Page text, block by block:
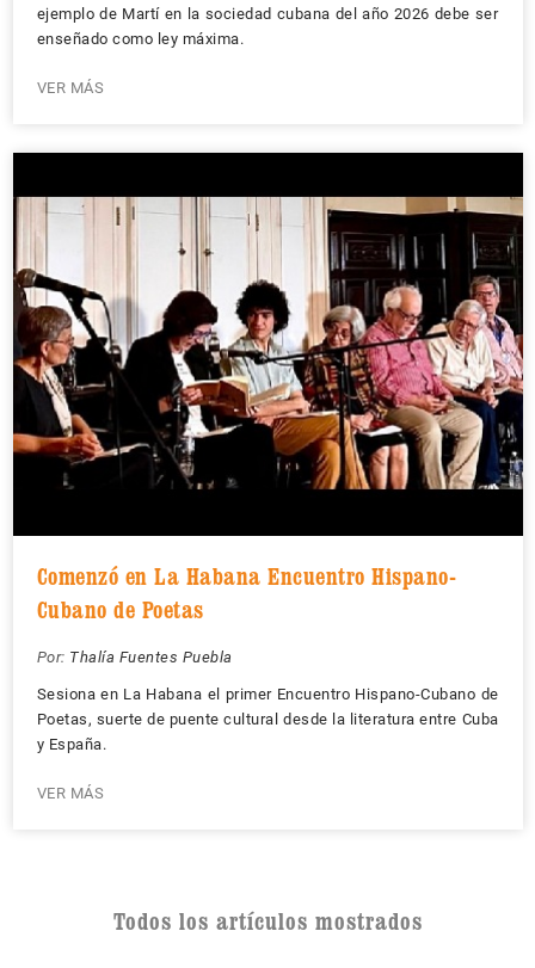
ejemplo de Martí en la sociedad cubana del año 2026 debe ser
enseñado como ley máxima.
VER MÁS
Comenzó en La Habana Encuentro Hispano-
Cubano de Poetas
Por: Thalía Fuentes Puebla
Sesiona en La Habana el primer Encuentro Hispano-Cubano de
Poetas, suerte de puente cultural desde la literatura entre Cuba
y España.
VER MÁS
Todos los artículos mostrados